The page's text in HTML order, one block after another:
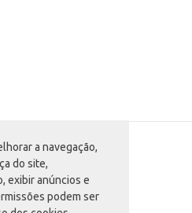
a navegação,
do site,
exibir anúncios e
podem ser